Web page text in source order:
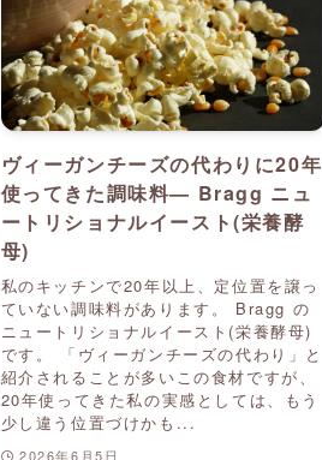
ヴィーガンチーズの代わりに20年
使ってきた調味料— Bragg ニュ
ートリショナルイースト(栄養酵
母)
私のキッチンで20年以上、定位置を譲っ
ていない調味料があります。 Bragg の
ニュートリショナルイースト(栄養酵母)
です。 「ヴィーガンチーズの代わり」と
紹介されることが多いこの食材ですが、
20年使ってきた私の実感としては、もう
少し違う位置づけかも...
2026年6月5日